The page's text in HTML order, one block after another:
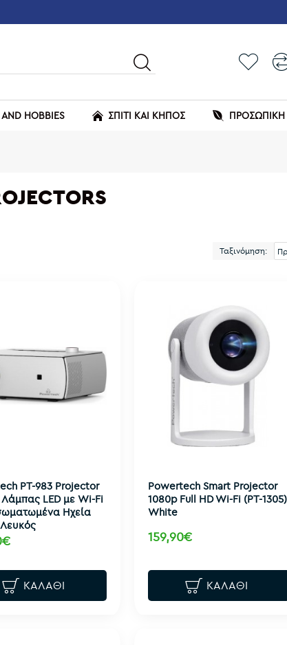
HOBBIES ΣΠΙΤΙ ΚΑΙ ΚΗΠΟΣ
Ταξινόμηση:
PT-983 Projector
Λάμπας LED με Wi-Fi
Ηχεία
ΚΑΛΆΘΙ
Powertech Smart Projector
1080p Full HD Wi-Fi (PT-1305)
White
159,90€
ΚΑΛΆΘΙ